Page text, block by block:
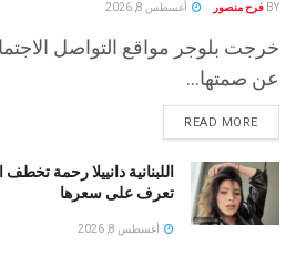
BY فرح منصور أغسطس 8, 2026
خرجت بلوجر مواقع التواصل
عن صمتها...
READ MORE
اللبنانية دانييلا رحمة
تعرف على سعرها
أغسطس 8, 2026